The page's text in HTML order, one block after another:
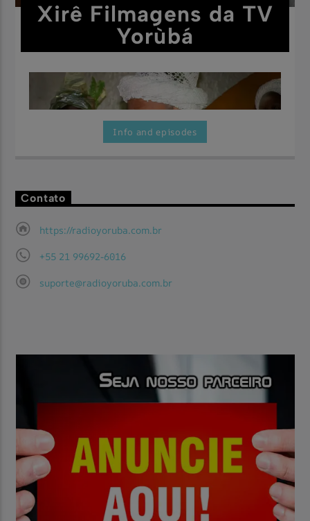
Xirê Filmagens da TV
Yorùbá
Aqui você vai encontrar as maravilhosas festas filmadas pela
Info and episodes
Contato
https://radioyoruba.com.br
+55 21 99692-6016
suporte@radioyoruba.com.br